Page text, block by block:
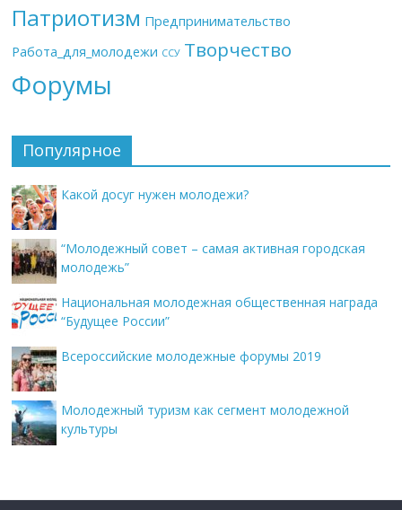
Патриотизм Предпринимательство
Работа_для_молодежи ССУ Творчество
Форумы
Популярное
Какой досуг нужен молодежи?
“Молодежный совет – самая активная городская
молодежь”
Национальная молодежная общественная награда
“Будущее России”
Всероссийские молодежные форумы 2019
Молодежный туризм как сегмент молодежной
культуры